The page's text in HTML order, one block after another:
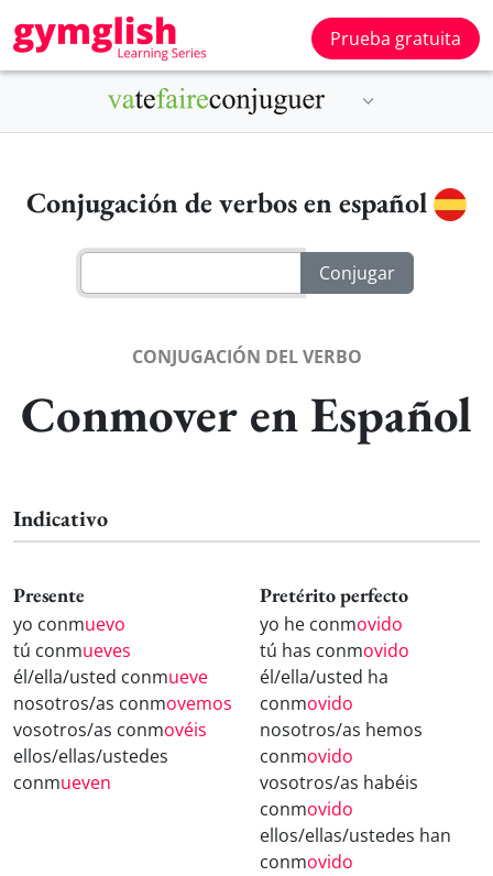
Prueba gratuita
Conjugación de verbos en español
CONJUGACIÓN DEL VERBO
Conmover en Español
Indicativo
Presente
yo conmuevo
tú conmueves
él/ella/usted conmueve
nosotros/as conmovemos
vosotros/as conmovéis
ellos/ellas/ustedes
conmueven
Pretérito perfecto
yo he conmovido
tú has conmovido
él/ella/usted ha
conmovido
nosotros/as hemos
conmovido
vosotros/as habéis
conmovido
ellos/ellas/ustedes han
conmovido